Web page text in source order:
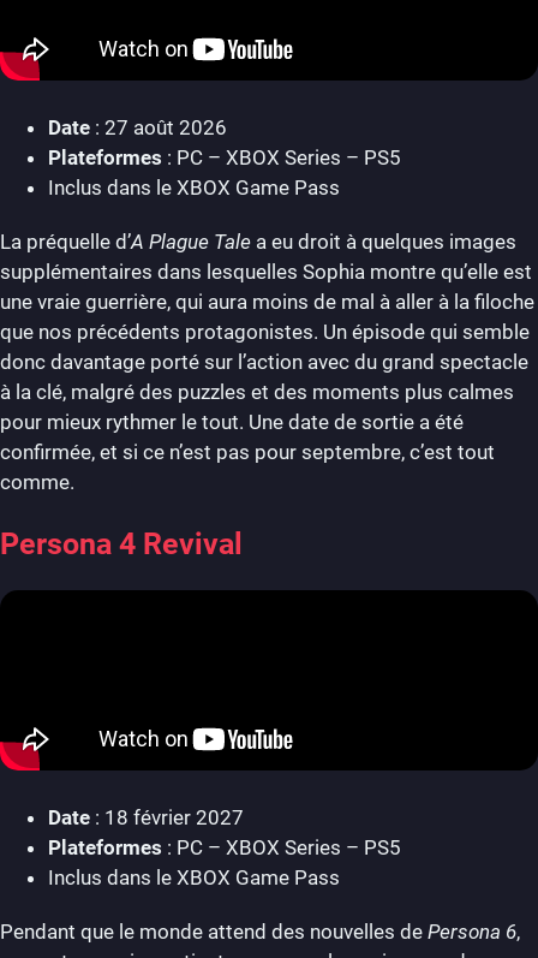
Date : 27 août 2026
Plateformes : PC – XBOX Series – PS5
Inclus dans le XBOX Game Pass
La préquelle d’A Plague Tale a eu droit à quelques images
supplémentaires dans lesquelles Sophia montre qu’elle est
une vraie guerrière, qui aura moins de mal à aller à la filoche
que nos précédents protagonistes. Un épisode qui semble
donc davantage porté sur l’action avec du grand spectacle
à la clé, malgré des puzzles et des moments plus calmes
pour mieux rythmer le tout. Une date de sortie a été
confirmée, et si ce n’est pas pour septembre, c’est tout
comme.
Persona 4 Revival
Date : 18 février 2027
Plateformes : PC – XBOX Series – PS5
Inclus dans le XBOX Game Pass
Pendant que le monde attend des nouvelles de Persona 6,